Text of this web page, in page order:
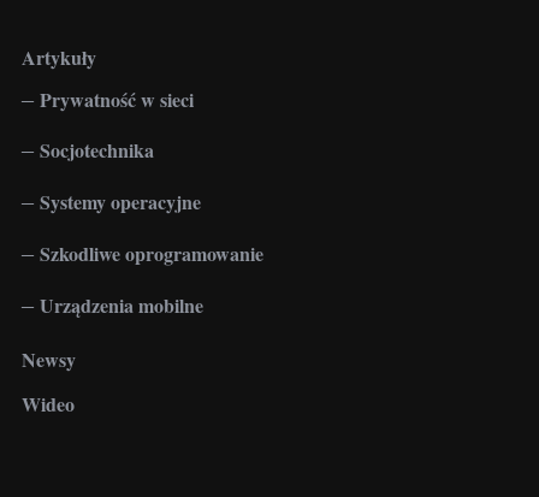
Artykuły
Prywatność w sieci
Socjotechnika
Systemy operacyjne
Szkodliwe oprogramowanie
Urządzenia mobilne
Newsy
Wideo